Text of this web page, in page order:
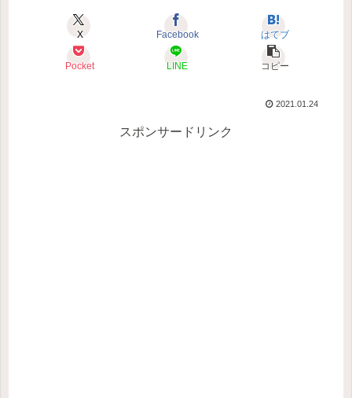
X Facebook はてブ
Pocket LINE コピー
2021.01.24
スポンサードリンク